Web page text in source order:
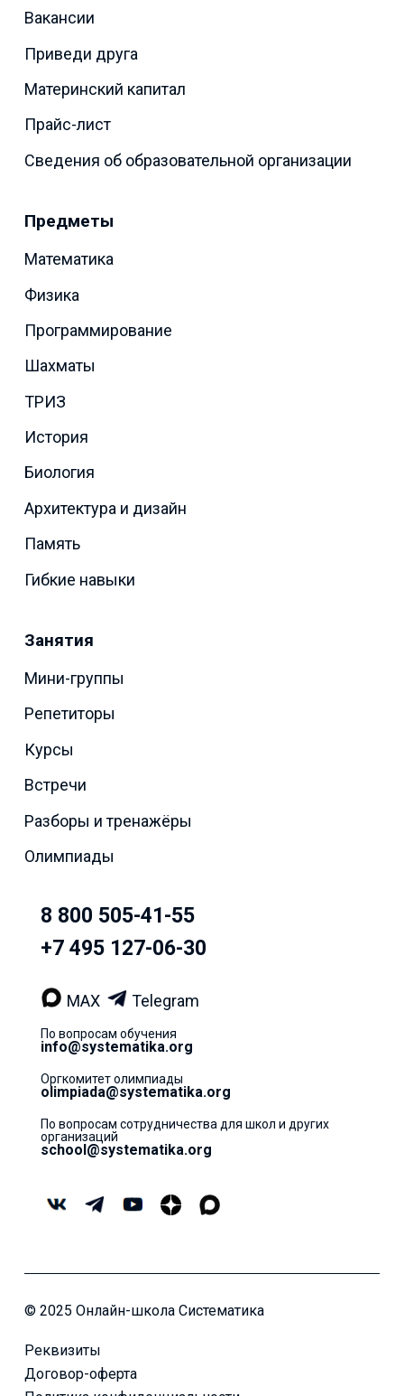
Вакансии
Приведи друга
Материнский капитал
Прайс-лист
Сведения об образовательной организации
Предметы
Математика
Физика
Программирование
Шахматы
ТРИЗ
История
Биология
Архитектура и дизайн
Память
Гибкие навыки
Занятия
Мини-группы
Репетиторы
Курсы
Встречи
Разборы и тренажёры
Олимпиады
8 800 505-41-55
+7 495 127-06-30
MAX Telegram
По вопросам обучения
info@systematika.org
Оргкомитет олимпиады
olimpiada@systematika.org
По вопросам сотрудничества для школ и других
организаций
school@systematika.org
© 2025 Онлайн-школа Систематика
Реквизиты
Договор-оферта